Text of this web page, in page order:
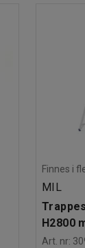
Finnes i
MIL
H2800
Art. nr: